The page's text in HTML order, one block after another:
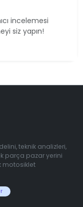
incelemesi
siz yapın!
teknik analizleri,
parça pazar yerini
motosiklet